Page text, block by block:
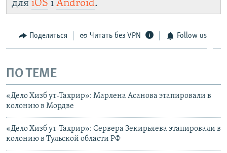
для iOS і Android.
Поделиться Читать без VPN Follow us
ПО ТЕМЕ
«Дело Хизб ут-Тахрир»: Марлена Асанова этапировали в
колонию в Мордве
«Дело Хизб ут-Тахрир»: Сервера Зекирьяева этапировали в
колонию в Тульской области РФ